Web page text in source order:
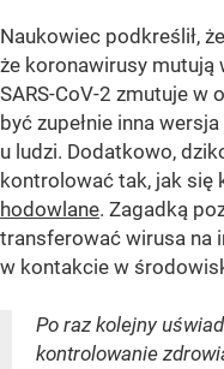
Naukowiec podkreślił,
że koronawirusy mutują
SARS-CoV-2 zmutuje w
być zupełnie inna
u ludzi. Dodatkowo,
kontrolować tak, jak się
hodowlane. Zagadką
transferować wirusa na
w kontakcie w
Po raz kolejny
kontrolowanie